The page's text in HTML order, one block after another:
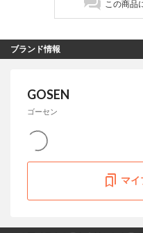
この商品
ブランド情報
GOSEN
ゴーセン
マイ